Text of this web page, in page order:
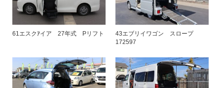
61エスクｱイア 27年式 Pリフト
43エブリイワゴン スロープ
172597